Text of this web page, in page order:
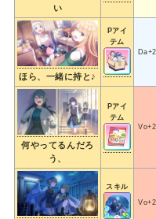
い
ほら、一緒に持と♪
Pアイ
テム
何やってるんだろ
う、
Pアイ
テム
スキル